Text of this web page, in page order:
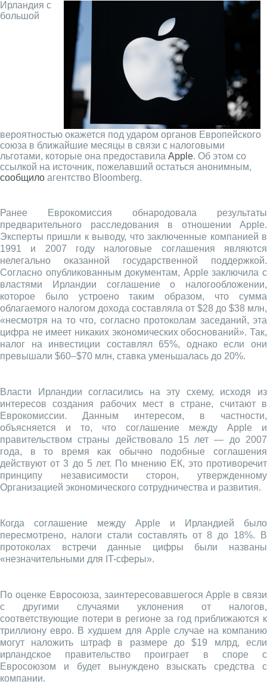
Ирландия с
большой
вероятностью окажется под ударом органов Европейского
союза в ближайшие месяцы в связи с налоговыми
льготами, которые она предоставила Apple. Об этом со
ссылкой на источник, пожелавший остаться анонимным,
сообщило агентство Bloomberg.
Ранее Еврокомиссия обнародовала результаты
предварительного расследования в отношении Apple.
Эксперты пришли к выводу, что заключенные компанией в
1991 и 2007 году налоговые соглашения являются
нелегально оказанной государственной поддержкой.
Согласно опубликованным документам, Apple заключила с
властями Ирландии соглашение о налогообложении,
которое было устроено таким образом, что сумма
облагаемого налогом дохода составляла от $28 до $38 млн,
«несмотря на то что, согласно протоколам заседаний, эта
цифра не имеет никаких экономических обоснований». Так,
налог на инвестиции составлял 65%, однако если они
превышали $60–$70 млн, ставка уменьшалась до 20%.
Власти Ирландии согласились на эту схему, исходя из
интересов создания рабочих мест в стране, считают в
Еврокомиссии. Данным интересом, в частности,
объясняется и то, что соглашение между Apple и
правительством страны действовало 15 лет — до 2007
года, в то время как обычно подобные соглашения
действуют от 3 до 5 лет. По мнению ЕК, это противоречит
принципу независимости сторон, утвержденному
Организацией экономического сотрудничества и развития.
Когда соглашение между Apple и Ирландией было
пересмотрено, налоги стали составлять от 8 до 18%. В
протоколах встречи данные цифры были названы
«незначительными для IT-сферы».
По оценке Евросоюза, заинтересовавшегося Apple в связи
с другими случаями уклонения от налогов,
соответствующие потери в регионе за год приближаются к
триллиону евро. В худшем для Apple случае на компанию
могут наложить штраф в размере до $19 млрд, если
ирландское правительство проиграет в споре с
Евросоюзом и будет вынуждено взыскать средства с
компании.